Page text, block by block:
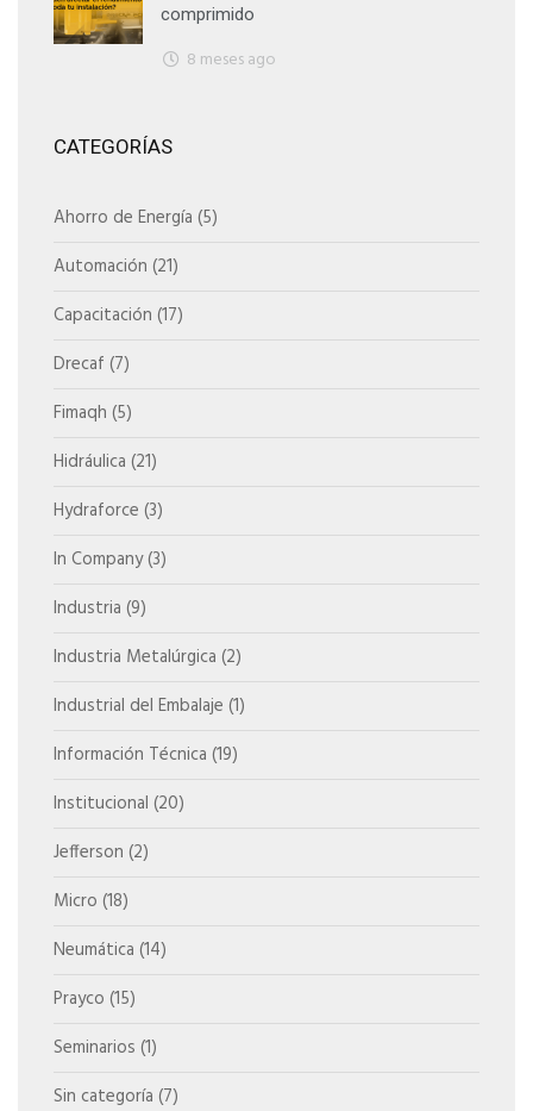
comprimido
8 meses ago
CATEGORÍAS
Ahorro de Energía (5)
Automación (21)
Capacitación (17)
Drecaf (7)
Fimaqh (5)
Hidráulica (21)
Hydraforce (3)
In Company(3)
Industria (9)
Industria Metalúrgica (2)
Industrial del Embalaje (1)
Información Técnica (19)
Institucional (20)
Jefferson (2)
Micro (18)
Neumática (14)
Prayco (15)
Seminarios (1)
Sin categoría (7)